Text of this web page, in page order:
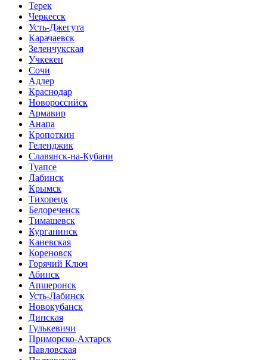
Терек
Черкесск
Усть-Джегута
Карачаевск
Зеленчукская
Учкекен
Сочи
Адлер
Краснодар
Новороссийск
Армавир
Анапа
Кропоткин
Геленджик
Славянск-на-Кубани
Туапсе
Лабинск
Крымск
Тихорецк
Белореченск
Тимашевск
Курганинск
Каневская
Кореновск
Горячий Ключ
Абинск
Апшеронск
Усть-Лабинск
Новокубанск
Динская
Гулькевичи
Приморско-Ахтарск
Павловская